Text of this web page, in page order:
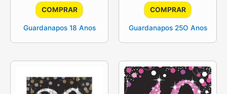
COMPRAR
Guardanapos 18 Anos
COMPRAR
Guardanapos 25O Anos